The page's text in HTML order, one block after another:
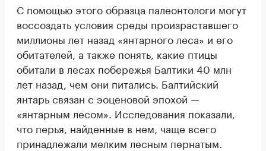
С помощью этого образца палеонтологи могут
воссоздать условия среды произраставшего
миллионы лет назад «янтарного леса» и его
обитателей, а также понять, какие птицы
обитали в лесах побережья Балтики 40 млн
лет назад, чем они питались. Балтийский
янтарь связан с эоценовой эпохой —
«янтарным лесом». Исследования показали,
что перья, найденные в нем, чаще всего
принадлежали мелким лесным пернатым.